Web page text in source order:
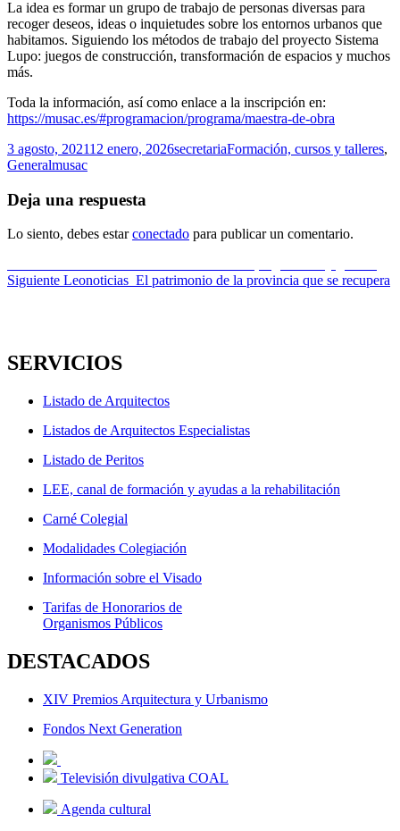
La idea es formar un grupo de trabajo de personas diversas para
recoger deseos, ideas o inquietudes sobre los entornos urbanos que
habitamos. Siguiendo los métodos de trabajo del proyecto Sistema
Lupo: juegos de construcción, transformación de espacios y muchos
más.
Toda la información, así como enlace a la inscripción en:
https://musac.es/#programacion/programa/maestra-de-obra
Publicado
el
3 agosto, 202112 enero, 2026Autor
secretariaCategorías
Formación, cursos y talleres,
GeneralEtiquetas
musac
Deja una respuesta
Lo siento, debes estarconectado para publicar un comentario.
Navegación
de
anterior:
Siguiente Entrada
Leonoticias_El patrimonio de la provincia que se recupera
SERVICIOS
Listado de Arquitectos
Listados de Arquitectos Especialistas
Listado de Peritos
LEE, canal de formación y ayudas a la rehabilitación
Carné Colegial
Modalidades Colegiación
Información sobre el Visado
Tarifas de Honorarios de
Organismos Públicos
DESTACADOS
XIV Premios Arquitectura y Urbanismo
Fondos Next Generation
Televisión divulgativa COAL
Agenda cultural